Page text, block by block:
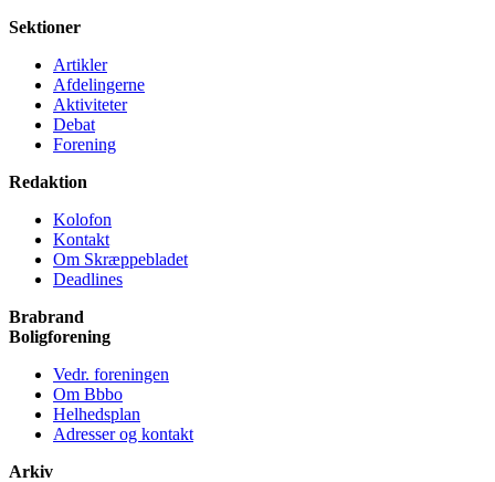
Sektioner
Artikler
Afdelingerne
Aktiviteter
Debat
Forening
Redaktion
Kolofon
Kontakt
Om Skræppe­bladet
Deadlines
Brabrand
Bolig­forening
Vedr. foreningen
Om Bbbo
Helheds­plan
Adresser og kontakt
Arkiv